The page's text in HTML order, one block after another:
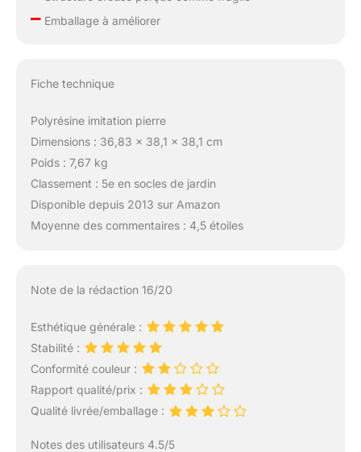
–Emballage à améliorer
Fiche technique
Polyrésine imitation pierre
Dimensions : 36,83 x 38,1 x 38,1 cm
Poids : 7,67 kg
Classement : 5e en socles de jardin
Disponible depuis 2013 sur Amazon
Moyenne des commentaires : 4,5 étoiles
Note de la rédaction 16/20
Esthétique générale :
Stabilité :
Conformité couleur :
Rapport qualité/prix :
Qualité livrée/emballage :
Notes des utilisateurs 4.5/5